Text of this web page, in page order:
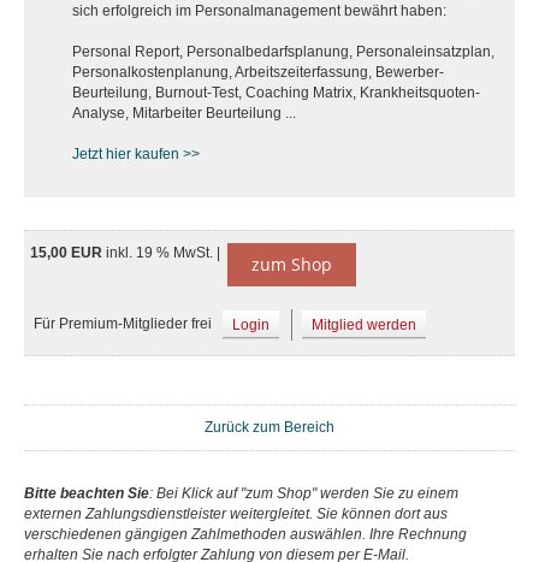
sich erfolgreich im Personalmanagement bewährt haben:
Personal Report, Personalbedarfsplanung, Personaleinsatzplan,
Personalkostenplanung, Arbeitszeiterfassung, Bewerber-
Beurteilung, Burnout-Test, Coaching Matrix, Krankheitsquoten-
Analyse, Mitarbeiter Beurteilung ...
Jetzt hier kaufen >>
15,00 EUR inkl. 19 % MwSt. | zum Shop
Für Premium-Mitglieder frei Login Mitglied werden
Zurück zum Bereich
Bitte beachten Sie: Bei Klick auf "zum Shop" werden Sie zu einem
externen Zahlungsdienstleister weitergleitet. Sie können dort aus
verschiedenen gängigen Zahlmethoden auswählen. Ihre Rechnung
erhalten Sie nach erfolgter Zahlung von diesem per E-Mail.